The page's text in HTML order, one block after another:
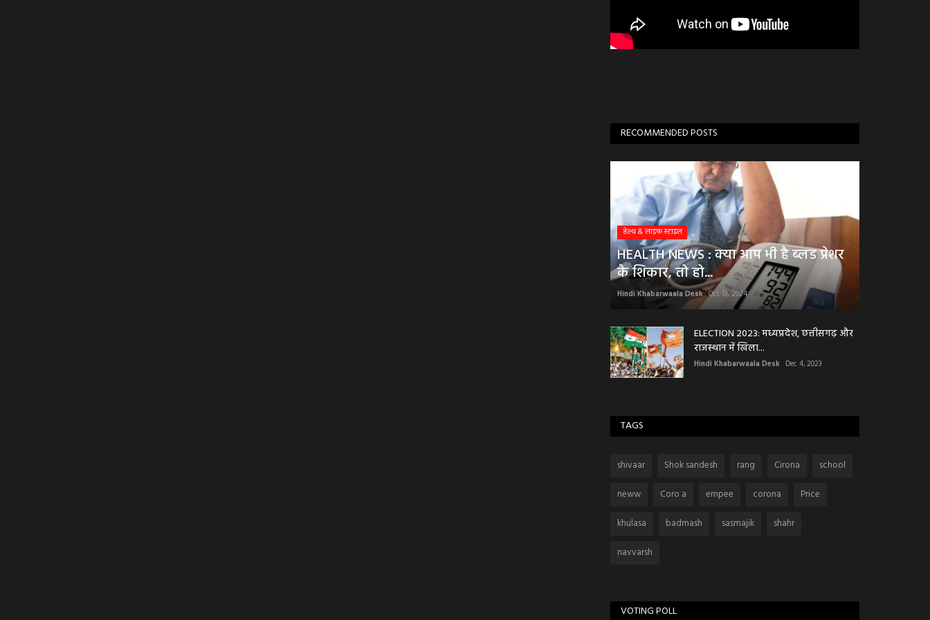
RECOMMENDED POSTS
हेल्थ & लाइफ स्टाइल
HEALTH NEWS : क्या आप भी है ब्लड प्रेशर
के शिकार, तो हो...
Hindi Khabarwaala Desk Oct 13, 2024
ELECTION 2023: मध्यप्रदेश, छत्तीसगढ़ और
राजस्थान में खिला...
Hindi Khabarwaala Desk Dec 4, 2023
TAGS
shivaar Shok sandesh rang Cirona
school
neww
Coro a empee corona
Price
khulasa
badmash sasmajik
shahr
navvarsh
VOTING POLL